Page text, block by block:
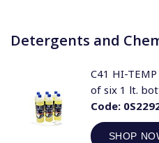
Detergents and
Code:
SHOP
C41 HI-TEMP
of six 1 lt.